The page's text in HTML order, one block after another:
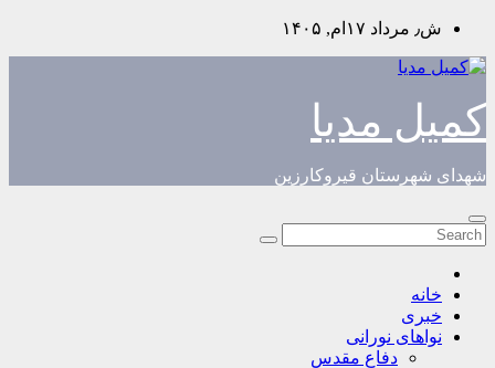
Skip
content
ش٫ مرداد ۱۷ام, ۱۴۰۵
کمیل مدیا
شهدای شهرستان قیروکارزین
خانه
خبری
نواهای نورانی
دفاع مقدس